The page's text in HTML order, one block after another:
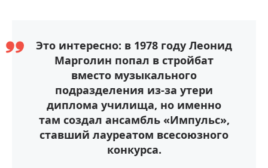
Это интересно: в 1978 году Леонид
Марголин попал в стройбат
вместо музыкального
подразделения из-за утери
диплома училища, но именно
там создал ансамбль «Импульс»,
ставший лауреатом всесоюзного
конкурса.